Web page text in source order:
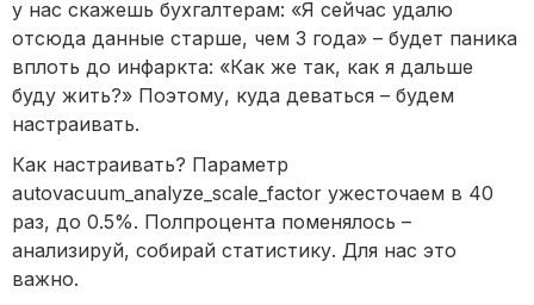
у нас скажешь бухгалтерам: «Я сейчас удалю
отсюда данные старше, чем 3 года» – будет паника
вплоть до инфаркта: «Как же так, как я дальше
буду жить?» Поэтому, куда деваться – будем
настраивать.
Как настраивать? Параметр
autovacuum_analyze_scale_factor ужесточаем в 40
раз, до 0.5%. Полпроцента поменялось –
анализируй, собирай статистику. Для нас это
важно.